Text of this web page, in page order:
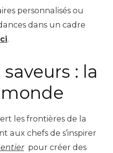
personnalisés ou
dans un cadre
.
: la
les frontières de la
aux chefs de s’inspirer
pour créer des